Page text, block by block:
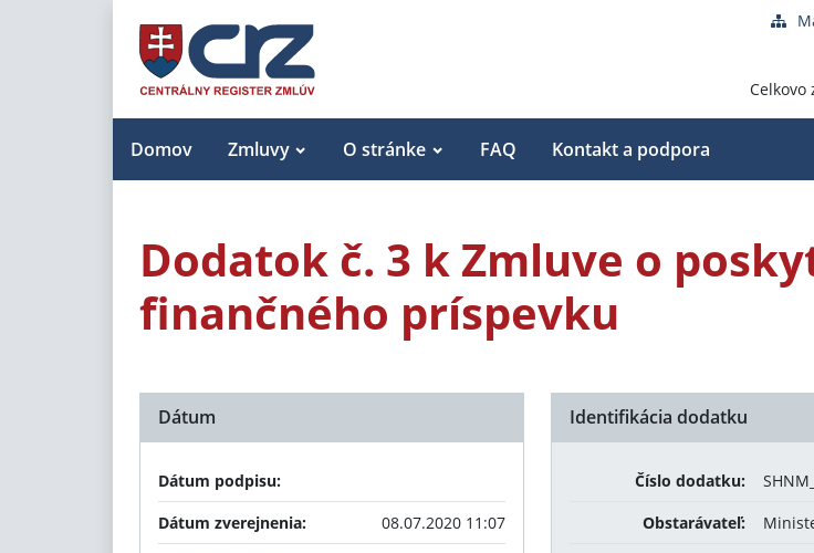
Celkovo
Domov Zmluvy O stránke FAQ Kontakt a podpora
Dodatok č. 3 k Zmluve o
finančného príspevku
Identifikácia dodatku
Číslo dodatku:
Obstarávateľ:
Dátum
Dátum podpisu:
Dátum zverejnenia:
08.07.2020 11:07